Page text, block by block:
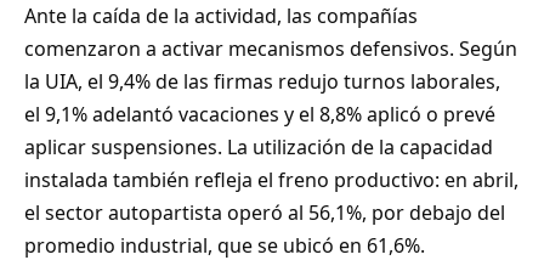
Ante la caída de la actividad, las compañías
comenzaron a activar mecanismos defensivos. Según
la UIA, el 9,4% de las firmas redujo turnos laborales,
el 9,1% adelantó vacaciones y el 8,8% aplicó o prevé
aplicar suspensiones. La utilización de la capacidad
instalada también refleja el freno productivo: en abril,
el sector autopartista operó al 56,1%, por debajo del
promedio industrial, que se ubicó en 61,6%.